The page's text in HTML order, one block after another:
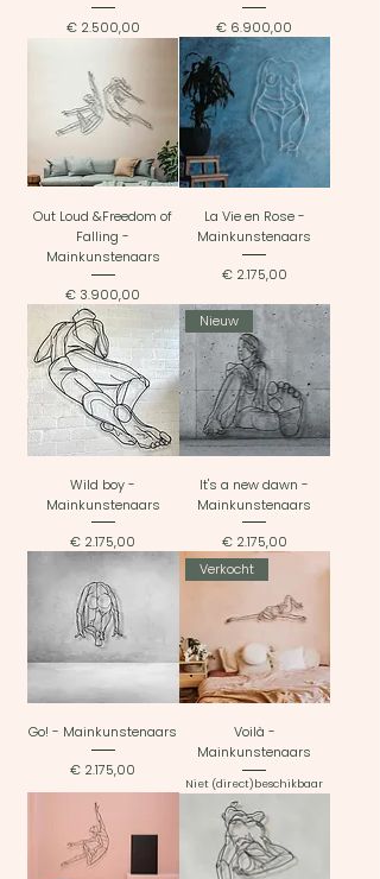
Prijs
€ 2.500,00
Prijs
€ 6.900,00
Out Loud &Freedom of
Falling -
Mainkunstenaars
Prijs
€ 3.900,00
La Vie en Rose -
Mainkunstenaars
Prijs
€ 2.175,00
Wild boy -
Mainkunstenaars
Prijs
€ 2.175,00
Nieuw
It's a new dawn -
Mainkunstenaars
Prijs
€ 2.175,00
Go! - Mainkunstenaars
Prijs
€ 2.175,00
Verkocht
Voilà -
Mainkunstenaars
Niet (direct)beschikbaar